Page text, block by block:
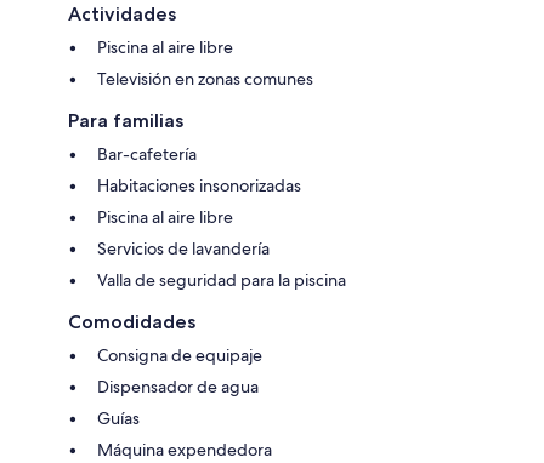
Actividades
Piscina al aire libre
Televisión en zonas comunes
Para familias
Bar-cafetería
Habitaciones insonorizadas
Piscina al aire libre
Servicios de lavandería
Valla de seguridad para la piscina
Comodidades
Consigna de equipaje
Dispensador de agua
Guías
Máquina expendedora